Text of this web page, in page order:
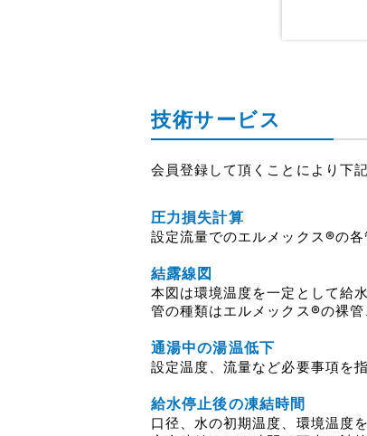
技術サービス
会員登録して頂くことにより下
圧力損失計算
設定流量でのエルメックス®の
結露線図
本図は環境温度を一定として給
管の種類はエルメックス®の裸
通湯中の湯温低下
設定温度、流量など必要事項を
給水停止後の凍結時間
口径、水の初期温度、環境温度